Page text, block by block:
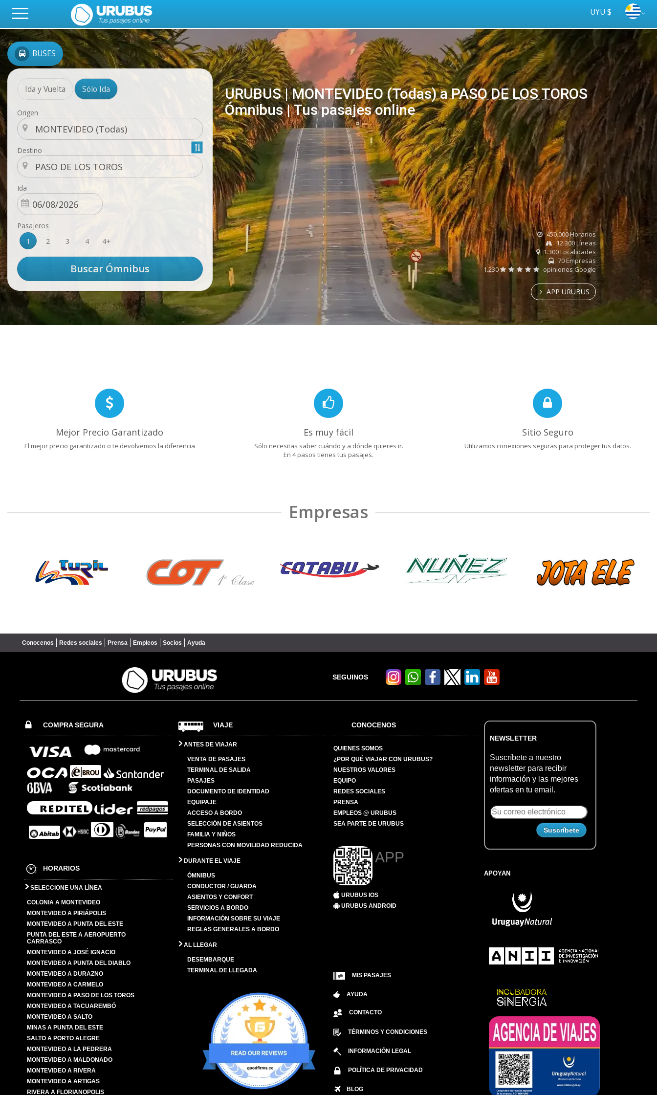
UYU $
BUSES
Ida y Vuelta Sólo Ida
Origen
Destino
Ida
Pasajeros
1
2 3 4 4+
URUBUS | MONTEVIDEO (Todas) a PASO DE LOS TOROS
Ómnibus | Tus pasajes online
online
Tus
ómnibus
450.000 Horarios
12.300 Líneas
1.300 Localidades
70 Empresas
1.230
opiniones Google
APP URUBUS
Mejor Precio Garantizado
El mejor precio garantizado o te devolvemos la diferencia
Es muy fácil
Sólo necesitas saber cuándo y a dónde quieres ir.
En 4 pasos tienes tus pasajes.
Sitio Seguro
Utilizamos conexiones seguras para proteger tus datos.
Empresas
Conocenos Redes sociales Prensa Empleos Socios Ayuda
SEGUINOS
COMPRA SEGURA
HORARIOS
SELECCIONE UNA LÍNEA
COLONIA A MONTEVIDEO
MONTEVIDEO A PIRIÁPOLIS
MONTEVIDEO A PUNTA DEL ESTE
PUNTA DEL ESTE A AEROPUERTO
CARRASCO
MONTEVIDEO A JOSÉ IGNACIO
MONTEVIDEO A PUNTA DEL DIABLO
MONTEVIDEO A DURAZNO
MONTEVIDEO A CARMELO
MONTEVIDEO A PASO DE LOS TOROS
MONTEVIDEO A TACUAREMBÓ
MONTEVIDEO A SALTO
MINAS A PUNTA DEL ESTE
SALTO A PORTO ALEGRE
MONTEVIDEO A LA PEDRERA
MONTEVIDEO A MALDONADO
MONTEVIDEO A RIVERA
MONTEVIDEO A ARTIGAS
RIVERA A FLORIANOPOLIS
VIAJE
ANTES DE VIAJAR
VENTA DE PASAJES
TERMINAL DE SALIDA
PASAJES
DOCUMENTO DE IDENTIDAD
EQUIPAJE
ACCESO A BORDO
SELECCIÓN DE ASIENTOS
FAMILIA Y NIÑOS
PERSONAS CON MOVILIDAD REDUCIDA
DURANTE EL VIAJE
ÓMNIBUS
CONDUCTOR / GUARDA
ASIENTOS Y CONFORT
SERVICIOS A BORDO
INFORMACIÓN SOBRE SU VIAJE
REGLAS GENERALES A BORDO
AL LLEGAR
DESEMBARQUE
TERMINAL DE LLEGADA
CONOCENOS
QUIENES SOMOS
¿POR QUÉ VIAJAR CON URUBUS?
NUESTROS VALORES
EQUIPO
REDES SOCIALES
PRENSA
EMPLEOS @ URUBUS
SEA PARTE DE URUBUS
APP
URUBUS IOS
URUBUS ANDROID
MIS PASAJES
AYUDA
CONTACTO
TÉRMINOS Y CONDICIONES
INFORMACIÓN LEGAL
POLÍTICA DE PRIVACIDAD
BLOG
NEWSLETTER
Suscríbete a nuestro
newsletter para recibir
información y las mejores
ofertas en tu email.
APOYAN